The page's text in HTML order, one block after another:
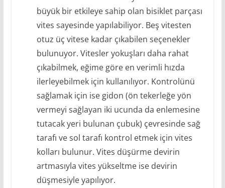
büyük bir etkileye sahip olan bisiklet parçası
vites sayesinde yapılabiliyor. Beş vitesten
otuz üç vitese kadar çıkabilen seçenekler
bulunuyor. Vitesler yokuşları daha rahat
çıkabilmek, eğime göre en verimli hızda
ilerleyebilmek için kullanılıyor. Kontrolünü
sağlamak için ise gidon (ön tekerleğe yön
vermeyi sağlayan iki ucunda da enlemesine
tutacak yeri bulunan çubuk) çevresinde sağ
tarafı ve sol tarafı kontrol etmek için vites
kolları bulunur. Vites düşürme devirin
artmasıyla vites yükseltme ise devirin
düşmesiyle yapılıyor.